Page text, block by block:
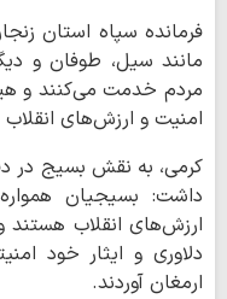
فرمانده سپاه استان
مانند سیل، طوفان و
مردم خدمت می‌کنند و
امنیت و ارزش‌های
کرمی، به نقش بسیج در
داشت: بسیجیان
ارزش‌های انقلاب هستند
دلاوری و ایثار خود
ارمغان آوردند.